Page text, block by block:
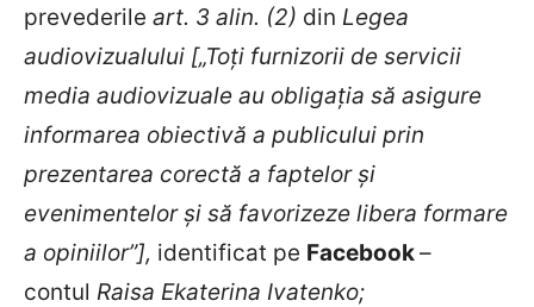
prevederile art. 3 alin. (2) din Legea
audiovizualului [„Toţi furnizorii de servicii
media audiovizuale au obligaţia să asigure
informarea obiectivă a publicului prin
prezentarea corectă a faptelor şi
evenimentelor şi să favorizeze libera formare
a opiniilor”], identificat pe Facebook–
contul Raisa Ekaterina Ivatenko;